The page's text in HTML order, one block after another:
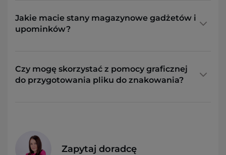
Jakie macie stany magazynowe gadżetów i
upominków?
Czy mogę skorzystać z pomocy graficznej
do przygotowania pliku do znakowania?
Zapytaj doradcę